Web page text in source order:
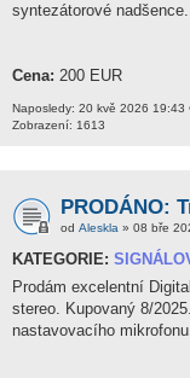
syntezátorové nadšence.
Cena: 200 EUR
Naposledy: 20 kvě 2026 19:43
Zobrazení: 1613
PRODÁNO:
od Aleskla » 08 bře
KATEGORIE:
Prodám excelentní
stereo. Kupovaný 8/
nastavovacího